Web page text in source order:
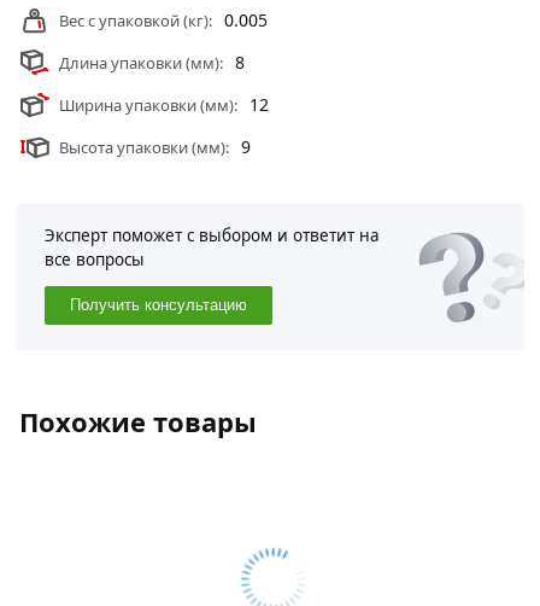
Вес с упаковкой (кг): 0.005
Длина упаковки (мм): 8
Ширина упаковки (мм): 12
Высота упаковки (мм): 9
Эксперт поможет с выбором и ответит на
все вопросы
Получить консультацию
Похожие товары